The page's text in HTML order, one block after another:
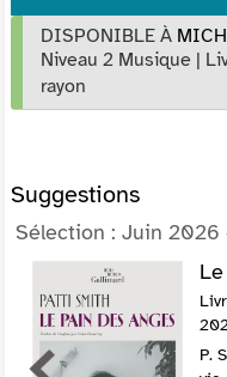
DISPONIBLE À
Niveau 2 Musique |
rayon
Suggestions
Sélection : Juin 2026
P.